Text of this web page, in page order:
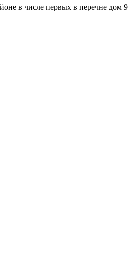
в числе первых в перечне дом 9